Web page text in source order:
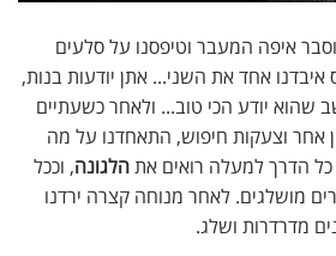
איפה המעבר וטיפסנו על סלעים
איבדנו אחד את השני... אתן יודעות בנות,
שהוא יודע הכי טוב... ולאחר כשעתיים
אחר וצעקות חיפוש, התאחדנו על מה
כל הדרך למעלה רואים אתהלגונה, וככל
מושלגים. לאחר מנוחה קצרה ירדנו
מדרדרות ושלג.